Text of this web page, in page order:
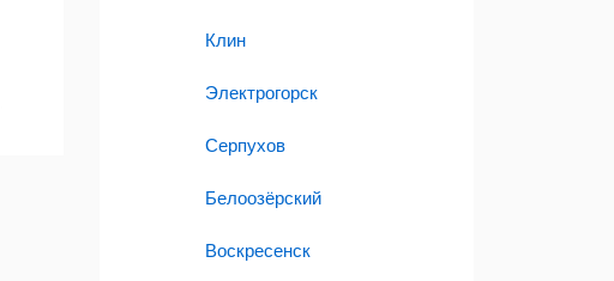
Клин
Электрогорск
Серпухов
Белоозёрский
Воскресенск